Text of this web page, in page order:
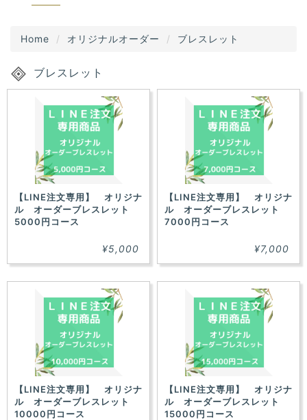
アメトリン、スモーキーシトリンクォーツなど34点入
新入荷 2025.11.13
大人気！透明度の高いスーパーセブンが5点入荷しまし
Home オリジナルオーダー ブレスレット
ブレスレット
【LINE注文専用】 オリジナ
ル オーダーブレスレット
5000円コース
¥5,000
【LINE注文専用】 オリジナ
ル オーダーブレスレット
7000円コース
¥7,000
【LINE注文専用】 オリジナ
ル オーダーブレスレット
10000円コース
【LINE注文専用】 オリジナ
ル オーダーブレスレット
15000円コース